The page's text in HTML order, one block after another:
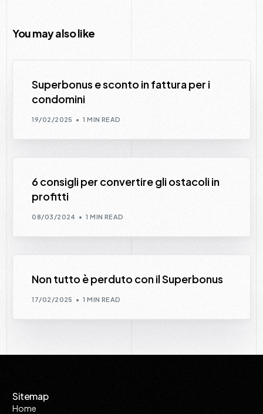
You may also like
Superbonus e sconto in fattura per i
condomini
19/02/2025 1 MIN READ
6 consigli per convertire gli ostacoli in
profitti
08/03/2024 1 MIN READ
Non tutto è perduto con il Superbonus
17/02/2025 1 MIN READ
Sitemap
Home